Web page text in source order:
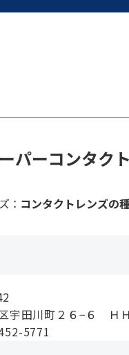
パーコンタク
： コンタクトレンズの
区宇田川町２６−６ Ｈ
5771